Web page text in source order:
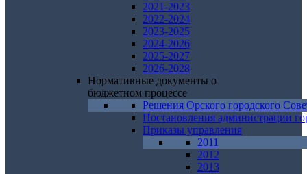
2021-2023
2022-2024
2023-2025
2024-2026
2025-2027
2026-2028
Нормативные документы о
бюджетном процессе
Решения Орского городского
Постановления администрации
Приказы управления
2011
2012
2013